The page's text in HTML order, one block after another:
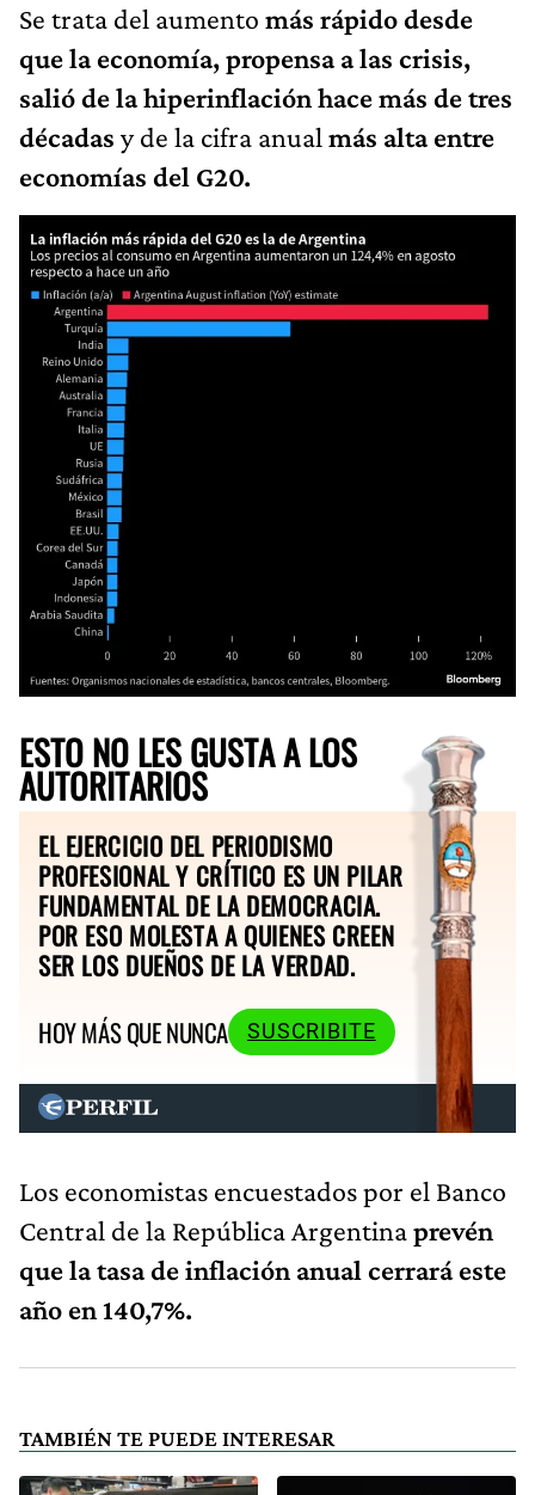
Se trata del aumento más rápido desde
que la economía, propensa a las crisis,
salió de la hiperinflación hace más de tres
décadas y de la cifra anual más alta entre
economías del G20.
ESTO NO LES GUSTA A LOS
AUTORITARIOS
EL EJERCICIO DEL PERIODISMO
PROFESIONAL Y CRÍTICO ES UN PILAR
FUNDAMENTAL DE LA DEMOCRACIA.
POR ESO MOLESTA A QUIENES CREEN
SER LOS DUEÑOS DE LA VERDAD.
HOY MÁS QUE NUNCA
SUSCRIBITE
Los economistas encuestados por el Banco
Central de la República Argentinaprevén
que la tasa de inflación anual cerrará este
año en 140,7%.
TAMBIÉN TE PUEDE INTERESAR